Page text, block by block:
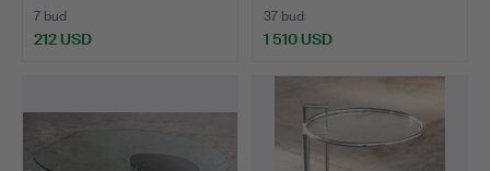
7 bud
212 USD
37 bud
1 510 USD